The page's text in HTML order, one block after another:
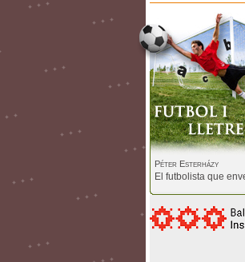
Péter Esterházy
El futbolista que